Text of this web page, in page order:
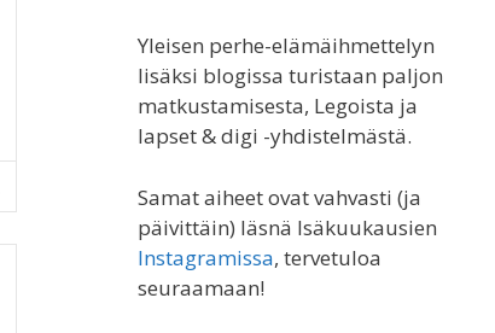
Yleisen perhe-elämäihmettelyn
lisäksi blogissa turistaan paljon
matkustamisesta, Legoista ja
lapset & digi -yhdistelmästä.
Samat aiheet ovat vahvasti (ja
päivittäin) läsnä Isäkuukausien
Instagramissa, tervetuloa
seuraamaan!